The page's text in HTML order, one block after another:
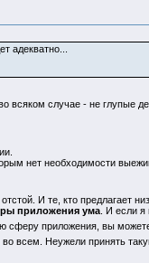
адекватно...
всяком случае - не глупые
нет необходимости
И те, кто предлагает
приложения ума. И если я
сферу приложения, вы
всем. Неужели принять